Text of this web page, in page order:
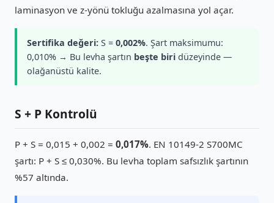
laminasyon ve z-yönü tokluğu azalmasına yol açar.
Sertifika değeri: S = 0,002%. Şart maksimumu:
0,010% → Bu levha şartın beşte biri düzeyinde —
olağanüstü kalite.
S + P Kontrolü
P + S = 0,015 + 0,002 = 0,017%. EN 10149-2 S700MC
şartı: P + S ≤ 0,030%. Bu levha toplam safsızlık şartının
%57 altında.